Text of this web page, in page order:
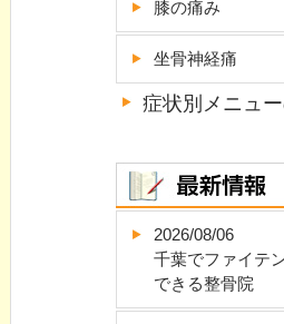
膝の痛み
坐骨神経痛
症状別メニュ
2026/08/06
千葉でファイテ
できる整骨院